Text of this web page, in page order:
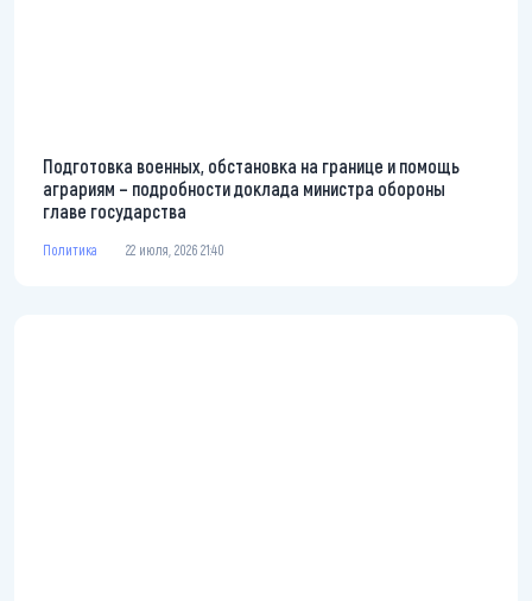
Подготовка военных, обстановка на границе и помощь
аграриям – подробности доклада министра обороны
главе государства
Политика 22 июля, 2026 21:40